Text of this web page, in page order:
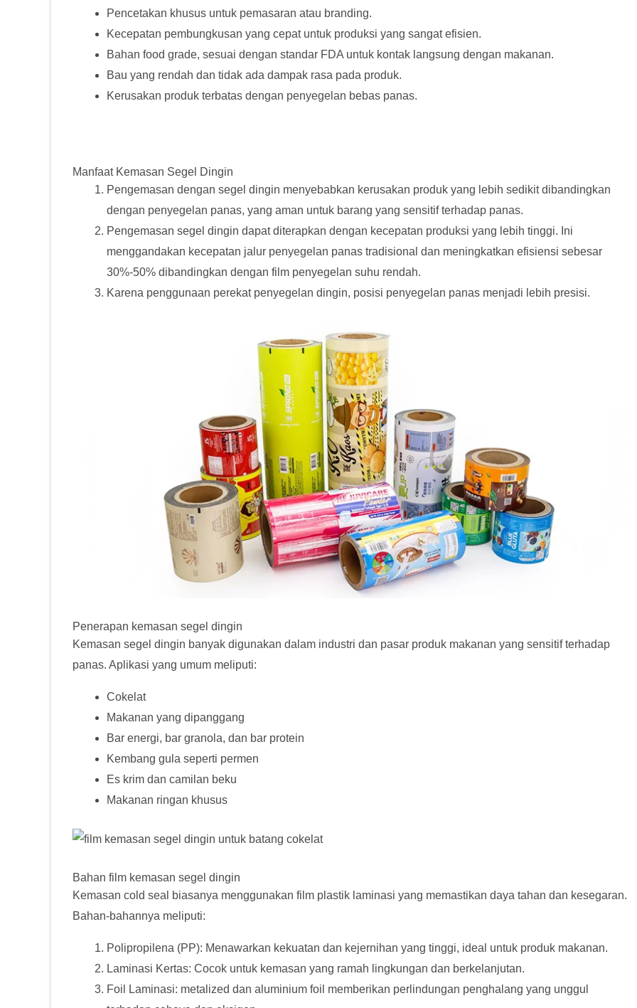
Pencetakan khusus untuk pemasaran atau branding.
Kecepatan pembungkusan yang cepat untuk produksi yang sangat efisien.
Bahan food grade, sesuai dengan standar FDA untuk kontak langsung dengan makanan.
Bau yang rendah dan tidak ada dampak rasa pada produk.
Kerusakan produk terbatas dengan penyegelan bebas panas.
Manfaat Kemasan Segel Dingin
Pengemasan dengan segel dingin menyebabkan kerusakan produk yang lebih sedikit dibandingkan
dengan penyegelan panas, yang aman untuk barang yang sensitif terhadap panas.
Pengemasan segel dingin dapat diterapkan dengan kecepatan produksi yang lebih tinggi. Ini
menggandakan kecepatan jalur penyegelan panas tradisional dan meningkatkan efisiensi sebesar
30%-50% dibandingkan dengan film penyegelan suhu rendah.
Karena penggunaan perekat penyegelan dingin, posisi penyegelan panas menjadi lebih presisi.
Penerapan kemasan segel dingin
Kemasan segel dingin banyak digunakan dalam industri dan pasar produk makanan yang sensitif terhadap
panas. Aplikasi yang umum meliputi:
Cokelat
Makanan yang dipanggang
Bar energi, bar granola, dan bar protein
Kembang gula seperti permen
Es krim dan camilan beku
Makanan ringan khusus
Bahan film kemasan segel dingin
Kemasan cold seal biasanya menggunakan film plastik laminasi yang memastikan daya tahan dan kesegaran.
Bahan-bahannya meliputi:
Polipropilena (PP): Menawarkan kekuatan dan kejernihan yang tinggi, ideal untuk produk makanan.
Laminasi Kertas: Cocok untuk kemasan yang ramah lingkungan dan berkelanjutan.
Foil Laminasi: metalized dan aluminium foil memberikan perlindungan penghalang yang unggul